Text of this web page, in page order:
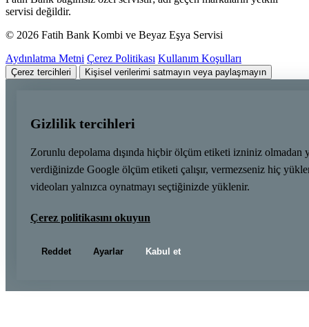
servisi değildir.
© 2026 Fatih Bank Kombi ve Beyaz Eşya Servisi
Aydınlatma Metni Çerez Politikası Kullanım Koşulları
Çerez tercihleri Kişisel verilerimi satmayın veya paylaşmayın
Gizlilik tercihleri
Zorunlu depolama dışında hiçbir ölçüm etiketi izniniz olmadan
verdiğinizde Google ölçüm etiketi çalışır, vermezseniz hiç
videoları yalnızca oynatmayı seçtiğinizde yüklenir.
Çerez politikasını okuyun
Reddet Ayarlar Kabul et